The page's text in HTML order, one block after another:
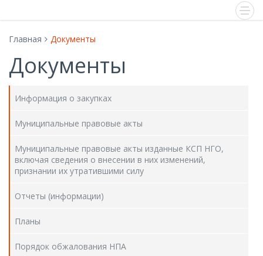
Главная Документы
Документы
Информация о закупках
Муниципальные правовые акты
Муниципальные правовые акты изданные КСП НГО,
включая сведения о внесении в них изменений,
признании их утратившими силу
Отчеты (информации)
Планы
Порядок обжалования НПА